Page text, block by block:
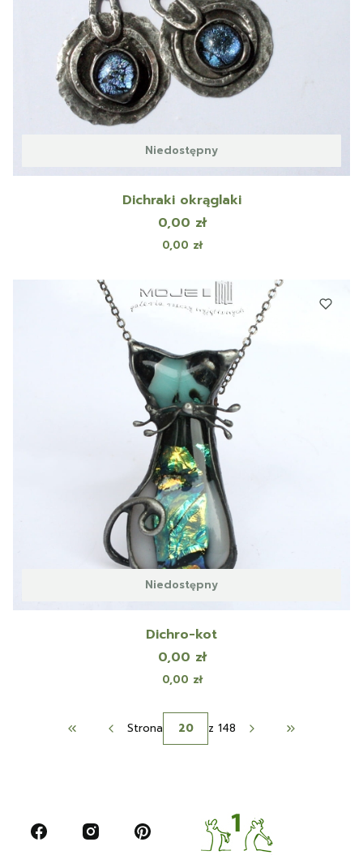
Niedostępny
Dichraki okrąglaki
Cena
0,00 zł
Cena
0,00 zł
Niedostępny
Dichro-kot
Cena
0,00 zł
Cena
0,00 zł
Wróć do pierwszej strony z produktami
Strona z 148 Przejdź do